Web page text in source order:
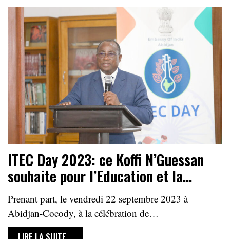
ITEC Day 2023: ce Koffi N’Guessan
souhaite pour l’Education et la…
Prenant part, le vendredi 22 septembre 2023 à
Abidjan-Cocody, à la célébration de…